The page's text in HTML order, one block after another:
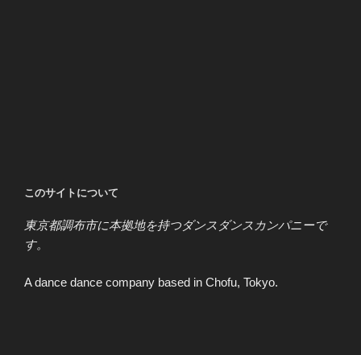
このサイトについて
東京都調布市に本拠地を持つダンスダンスカンパニーで
す。
A dance dance company based in Chofu, Tokyo.